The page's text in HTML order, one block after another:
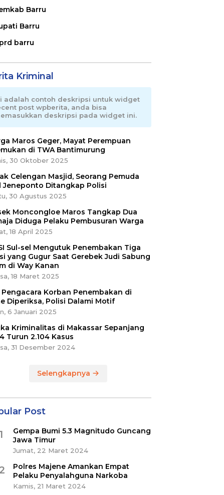
Barru
Barru
barru
Kriminal
adalah contoh deskripsi untuk widget
post wpberita, anda bisa
deskripsi pada widget ini.
Maros Geger, Mayat Perempuan
di TWA Bantimurung
30 Oktober 2025
Celengan Masjid, Seorang Pemuda
Jeneponto Ditangkap Polisi
30 Agustus 2025
Moncongloe Maros Tangkap Dua
Diduga Pelaku Pembusuran Warga
18 April 2025
Sul-sel Mengutuk Penembakan Tiga
yang Gugur Saat Gerebek Judi Sabung
di Way Kanan
18 Maret 2025
Pengacara Korban Penembakan di
Diperiksa, Polisi Dalami Motif
6 Januari 2025
Kriminalitas di Makassar Sepanjang
Turun 2.104 Kasus
31 Desember 2024
Selengkapnya
Post
Gempa Bumi 5.3 Magnitudo Guncang
Jawa Timur
Jumat, 22 Maret 2024
Polres Majene Amankan Empat
Pelaku Penyalahguna Narkoba
Kamis, 21 Maret 2024